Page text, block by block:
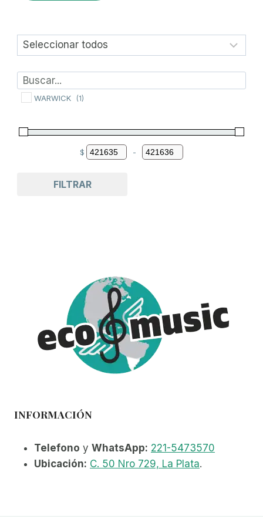
WARWICK (1)
$
Minimum Price
-
Maximum Price
FILTRAR
INFORMACIÓN
Telefono y WhatsApp: 221-5473570
Ubicación: C. 50 Nro 729, La Plata.